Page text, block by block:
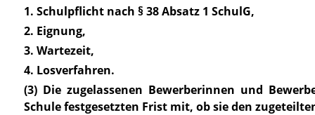
1. Schulpflicht nach § 38 Absatz 1 SchulG,
2. Eignung,
3. Wartezeit,
4. Losverfahren.
(3) Die zugelassenen Bewerberinnen und
Schule festgesetzten Frist mit, ob sie den